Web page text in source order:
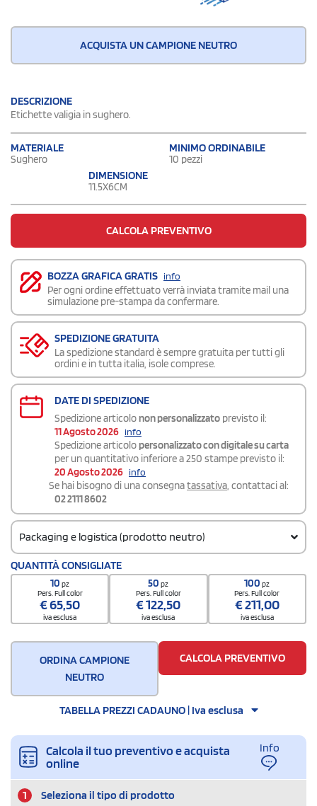
ACQUISTA UN CAMPIONE NEUTRO
DESCRIZIONE
Etichette valigia in sughero.
MATERIALE
Sughero
MINIMO ORDINABILE
10 pezzi
DIMENSIONE
11.5X6CM
CALCOLA PREVENTIVO
BOZZA GRAFICA GRATIS info
Per ogni ordine effettuato verrà inviata tramite mail una
simulazione pre-stampa da confermare.
SPEDIZIONE GRATUITA
La spedizione standard è sempre gratuita per tutti gli
ordini e in tutta italia, isole comprese.
DATE DI SPEDIZIONE
Spedizione articolo non personalizzato previsto il:
11 Agosto 2026 info
Spedizione articolo personalizzato con digitale su carta
per un quantitativo inferiore a 250 stampe previsto il:
20 Agosto 2026 info
Se hai bisogno di una consegnatassativa, contattaci al:
02 2111 8602
Packaging e logistica (prodotto neutro)
Codice doganale
4503 9000
Quantità per confezione
Quantità per scatola
500
QUANTITÀ CONSIGLIATE
10pz
Pers. Full color
€65,50
iva esclusa
50pz
Pers. Full color
€122,50
iva esclusa
100pz
Pers. Full color
€211,00
iva esclusa
ORDINA CAMPIONE
NEUTRO
CALCOLA PREVENTIVO
TABELLA PREZZI CADAUNO | Iva esclusa
Calcola il tuo preventivo e acquista
online
Info
1 Seleziona il tipo di prodotto